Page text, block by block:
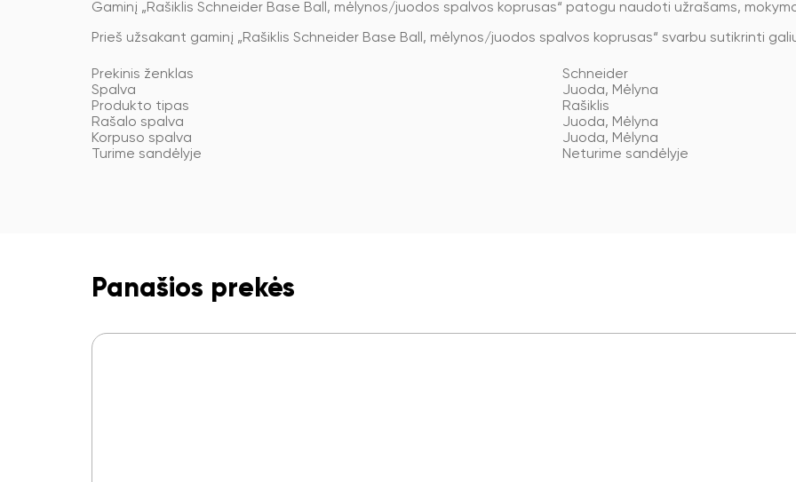
Gaminį „Rašiklis Schneider Base Ball, mėlynos/juodos spalvos koprusas“ patogu naudoti užrašams,
Prieš užsakant gaminį „Rašiklis Schneider Base Ball, mėlynos/juodos spalvos koprusas“ svarbu sutikrinti
Prekinis ženklas
Schneider
Spalva
Juoda, Mėlyna
Produkto tipas
Rašiklis
Rašalo spalva
Juoda, Mėlyna
Korpuso spalva
Juoda, Mėlyna
Turime sandėlyje
Neturime sandėlyje
Panašios prekės